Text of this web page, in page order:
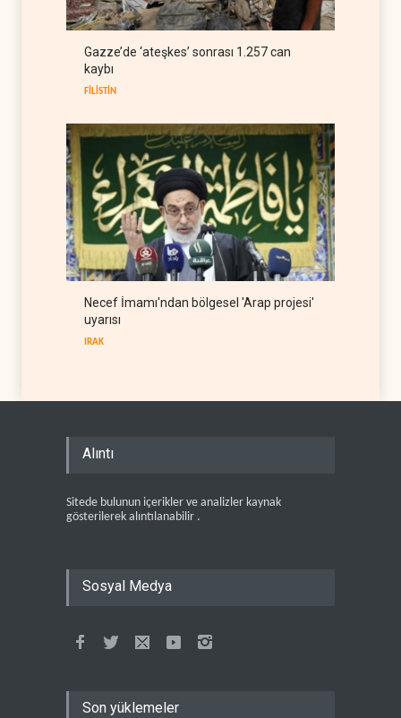
TÜRKİYE 08 Ağustos 2026
Hava gücü Trump'ın
Gazze’de ‘ateşkes’ sonrası 1.257 can
kaybı
FİLİSTİN
Necef İmamı'ndan bölgesel 'Arap projesi'
uyarısı
IRAK
Alıntı
Sitede bulunun içerikler ve analizler kaynak
gösterilerek alıntılanabilir .
Sosyal Medya
Son yüklemeler